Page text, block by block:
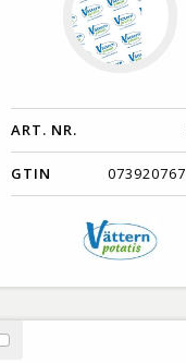
ART. NR.
GTIN
Välj